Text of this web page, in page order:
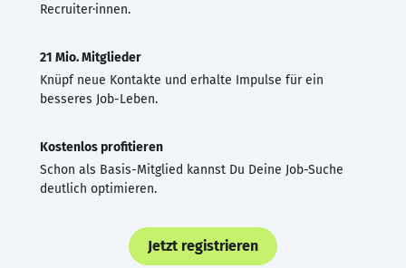
Recruiter·innen.
21 Mio. Mitglieder
Knüpf neue Kontakte und erhalte Impulse für ein
besseres Job-Leben.
Kostenlos profitieren
Schon als Basis-Mitglied kannst Du Deine Job-Suche
deutlich optimieren.
Jetzt registrieren